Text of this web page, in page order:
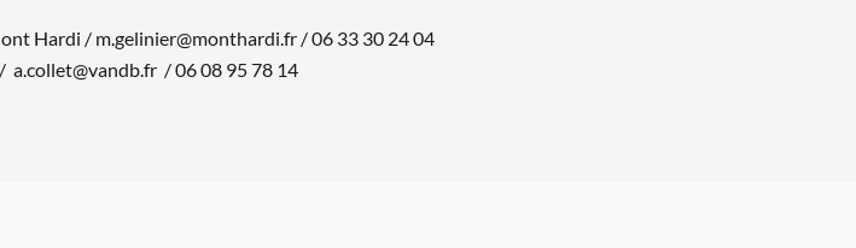
Hardi / m.gelinier@monthardi.fr / 06 33 30 24 04
a.collet@vandb.fr / 06 08 95 78 14